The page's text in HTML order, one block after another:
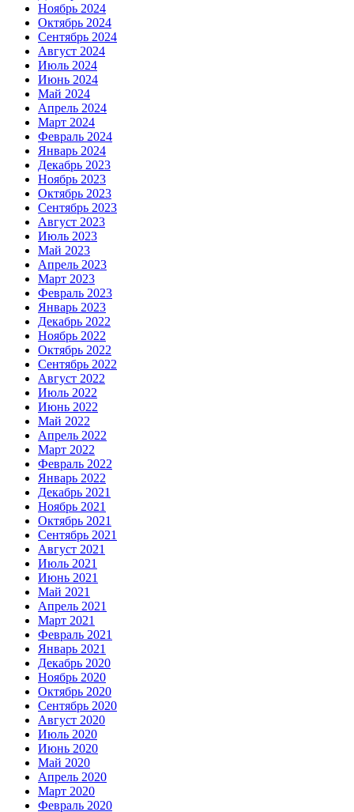
Ноябрь 2024
Октябрь 2024
Сентябрь 2024
Август 2024
Июль 2024
Июнь 2024
Май 2024
Апрель 2024
Март 2024
Февраль 2024
Январь 2024
Декабрь 2023
Ноябрь 2023
Октябрь 2023
Сентябрь 2023
Август 2023
Июль 2023
Май 2023
Апрель 2023
Март 2023
Февраль 2023
Январь 2023
Декабрь 2022
Ноябрь 2022
Октябрь 2022
Сентябрь 2022
Август 2022
Июль 2022
Июнь 2022
Май 2022
Апрель 2022
Март 2022
Февраль 2022
Январь 2022
Декабрь 2021
Ноябрь 2021
Октябрь 2021
Сентябрь 2021
Август 2021
Июль 2021
Июнь 2021
Май 2021
Апрель 2021
Март 2021
Февраль 2021
Январь 2021
Декабрь 2020
Ноябрь 2020
Октябрь 2020
Сентябрь 2020
Август 2020
Июль 2020
Июнь 2020
Май 2020
Апрель 2020
Март 2020
Февраль 2020